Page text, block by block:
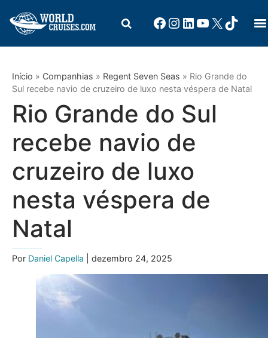
Início » Companhias » Regent Seven Seas » Rio Grande do
Sul recebe navio de cruzeiro de luxo nesta véspera de Natal
Rio Grande do Sul
recebe navio de
cruzeiro de luxo
nesta véspera de
Natal
Por Daniel Capella | dezembro 24, 2025